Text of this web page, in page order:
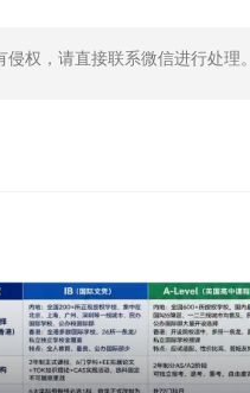
权，请直接联系微信进行处理。